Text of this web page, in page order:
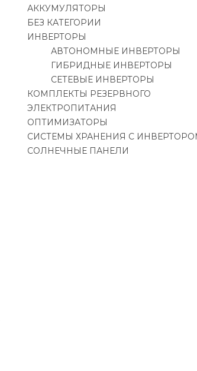
АККУМУЛЯТОРЫ
БЕЗ КАТЕГОРИИ
ИНВЕРТОРЫ
АВТОНОМНЫЕ ИНВЕРТОРЫ
ГИБРИДНЫЕ ИНВЕРТОРЫ
СЕТЕВЫЕ ИНВЕРТОРЫ
КОМПЛЕКТЫ РЕЗЕРВНОГО
ЭЛЕКТРОПИТАНИЯ
ОПТИМИЗАТОРЫ
СИСТЕМЫ ХРАНЕНИЯ С
СОЛНЕЧНЫЕ ПАНЕЛИ